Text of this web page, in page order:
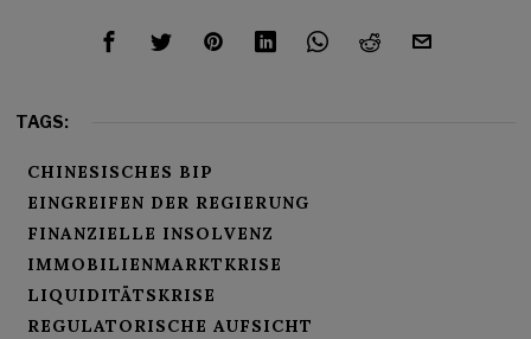
TAGS:
CHINESISCHES BIP
EINGREIFEN DER REGIERUNG
FINANZIELLE INSOLVENZ
IMMOBILIENMARKTKRISE
LIQUIDITÄTSKRISE
REGULATORISCHE AUFSICHT